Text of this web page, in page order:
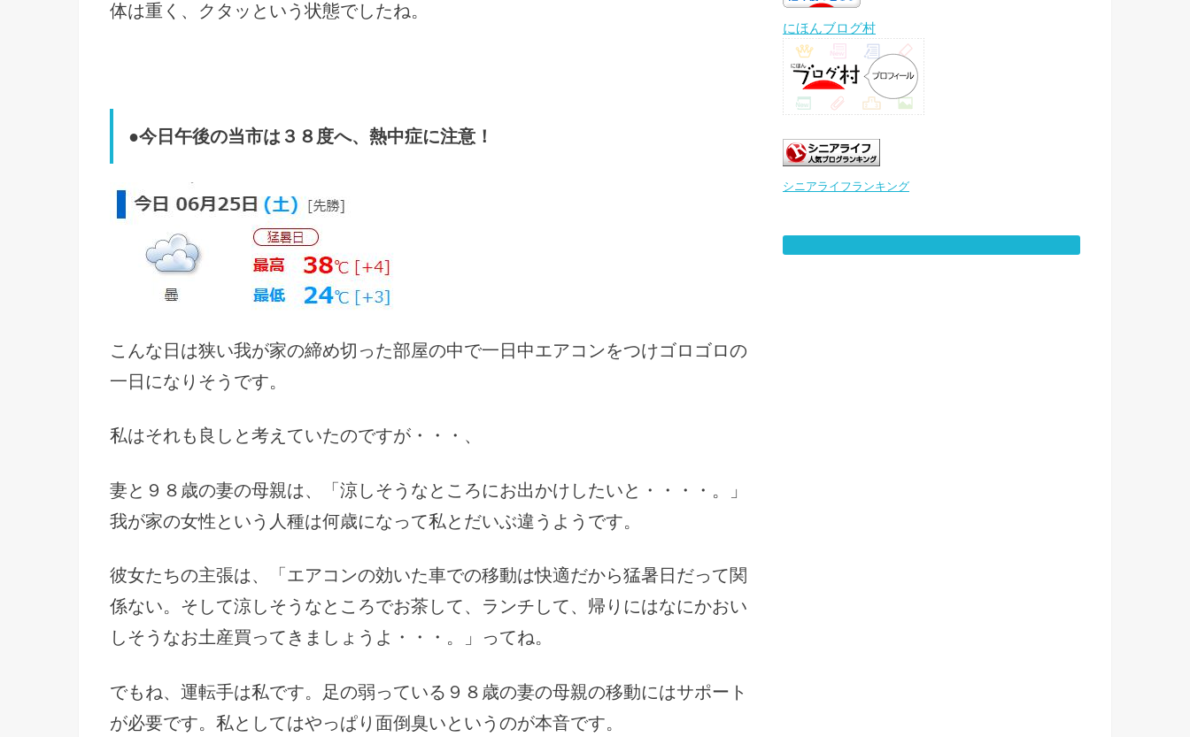
体は重く、クタッという状態でしたね。
●今日午後の当市は３８度へ、熱中症に注意！
こんな日は狭い我が家の締め切った部屋の中で一日中エアコンをつけゴロゴロの
一日になりそうです。
私はそれも良しと考えていたのですが・・・、
妻と９８歳の妻の母親は、「涼しそうなところにお出かけしたいと・・・・。」
我が家の女性という人種は何歳になって私とだいぶ違うようです。
彼女たちの主張は、「エアコンの効いた車での移動は快適だから猛暑日だって関
係ない。そして涼しそうなところでお茶して、ランチして、帰りにはなにかおい
しそうなお土産買ってきましょうよ・・・。」ってね。
でもね、運転手は私です。足の弱っている９８歳の妻の母親の移動にはサポート
が必要です。私としてはやっぱり面倒臭いというのが本音です。
にほんブログ村
シニアライフランキング